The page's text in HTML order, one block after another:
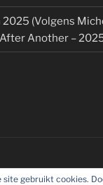
(Volgens
Another –
site gebruikt cookies.